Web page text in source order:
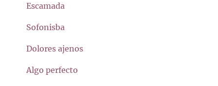
Escamada
Sofonisba
Dolores ajenos
Algo perfecto